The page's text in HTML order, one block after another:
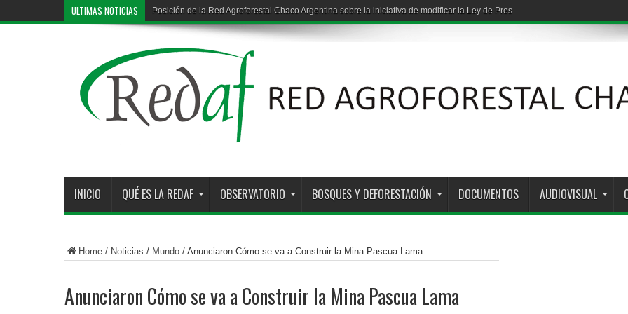
ULTIMAS NOTICIAS Posición de la Red Agroforestal Chaco Argentina sobre la iniciativa de modificar la Ley de Presupuestos Mínimos de
Deforestación ilegal en la región chaqueña: vínculos entre grandes capitales y los estados provinciales
INICIO QUÉ ES LA REDAF OBSERVATORIO BOSQUES Y DEFORESTACIÓN DOCUMENTOS AUDIOVISUAL
Home / Noticias / Mundo / Anunciaron Cómo se va a Construir la Mina Pascua Lama
Anunciaron Cómo se va a Construir la Mina Pascua Lama